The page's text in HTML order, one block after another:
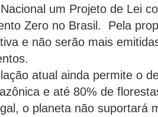
um Projeto de Lei
Zero no Brasil. Pela
e não serão mais
atual ainda permite o
e até 80% de
o planeta não suportará